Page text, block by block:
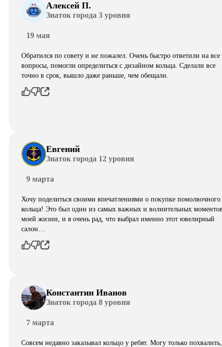
Алексей П.
Знаток города 3 уровня
19 мая
Обратился по совету и не пожалел. Очень быстро ответили на все
вопросы, помогли определиться с дизайном кольца. Сделали все
точно в срок, вышло даже раньше, чем обещали.
Евгений
Знаток города 12 уровня
9 марта
Хочу поделиться своими впечатлениями о покупке помолвочного
кольца! Это был один из самых важных и волнительных
моей жизни, и я очень рад, что выбрал именно этот ювелирный
салон…
Константин Иванов
Знаток города 8 уровня
7 марта
Совсем недавно заказывал кольцо у ребят. Могу только похвалить,